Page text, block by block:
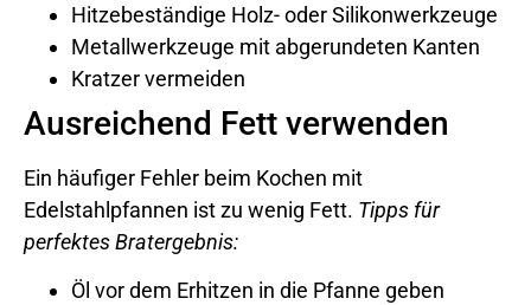
Hitzebeständige Holz- oder Silikonwerkzeuge
Metallwerkzeuge mit abgerundeten Kanten
Kratzer vermeiden
Ausreichend Fett verwenden
Ein häufiger Fehler beim Kochen mit
Edelstahlpfannen ist zu wenig Fett. Tipps für
perfektes Bratergebnis:
Öl vor dem Erhitzen in die Pfanne geben